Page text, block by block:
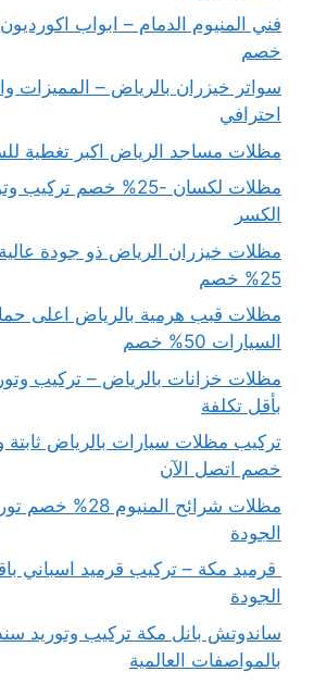
خصم
سواتر خيزران بالرياض – المميزات
احترافي
مظلات مساجد الرياض اكبر تغطية
مظلات لكسان -25% خصم
الكسر
مظلات خيزران الرياض ذو جودة
25% خصم
مظلات قبب هرمية بالرياض اعلى
السيارات 50% خصم
مظلات خزانات بالرياض – تركيب
بأقل تكلفة
خصم اتصل الآن
مظلات شرائح
الجودة
قرميد مكة – تركيب قرميد اسباني
الجودة
ساندوتش بانل مكة تركيب وتوريد
بالمواصفات العالمية